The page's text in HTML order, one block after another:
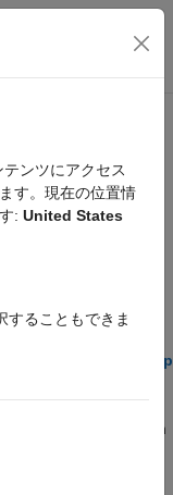
ション メ
(PIL) シミ
証
ョンによる検証と妥
ード検証と妥当性確
Processor-in-the-Loop
Toolbox™ Support
and validation
ンツにアクセス
す。現在の位置情
: United States
することもできま